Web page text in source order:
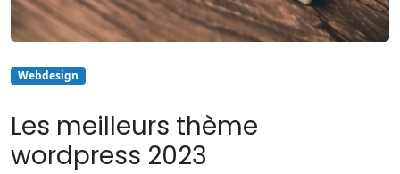
Webdesign
Les meilleurs thème
wordpress 2023